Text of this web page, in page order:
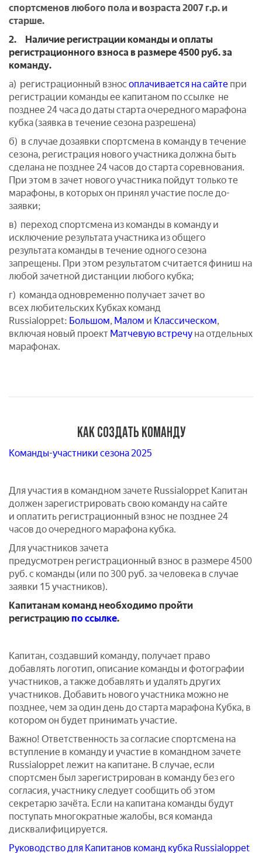
спортсменов любого пола и возраста 2007 г.р. и
старше.
2. Наличие регистрации команды и оплаты
регистрационного взноса в размере 4500 руб. за
команду.
а) регистрационный взнос оплачивается на сайте при
регистрации команды ее капитаном по ссылке не
позднее 24 часа до даты старта очередного марафона
кубка (заявка в течение сезона разрешена)
б) в случае дозаявки спортсмена в команду в течение
сезона, регистрация нового участника должна быть
сделана не позднее 24 часов до старта соревнования.
При этом в зачет нового участника пойдут только те
марафоны, в которых он принял участие после до-
заявки;
в) переход спортсмена из команды в команду и
исключение результата участника из общего
результата команды в течение одного сезона
запрещены. При этом результатом считается финиш на
любой зачетной дистанции любого кубка;
г) команда одновременно получает зачет во
всех любительских Кубках команд
Russialoppet: Большом, Малом и Классическом,
включая новый проект Матчевую встречу на отдельных
марафонах.
КАК СОЗДАТЬ КОМАНДУ
Команды-участники сезона 2025
Для участия в командном зачете Russialoppet Капитан
должен зарегистрировать свою команду на сайте
и оплатить регистрационный взнос не позднее 24
часов до очередного марафона кубка.
Для участников зачета
предусмотрен регистрационный взнос в размере 4500
руб. с команды (или по 300 руб. за человека в случае
заявки 15 участников).
Капитанам команд необходимо пройти
регистрациюпо ссылке.
Капитан, создавший команду, получает право
добавлять логотип, описание команды и фотографии
участников, а также добавлять и удалять других
участников. Добавить нового участника можно не
позднее, чем за один день до старта марафона Кубка, в
котором он будет принимать участие.
Важно! Ответственность за согласие спортсмена на
вступление в команду и участие в командном зачете
Russialoppet лежит на капитане. В случае, если
спортсмен был зарегистрирован в команду без его
согласия, участнику следует сообщить об этом
секретарю зачёта. Если на капитана команды будут
поступать многократные жалобы, вся команда
дисквалифицируется.
Руководство для Капитанов команд кубка Russialoppet